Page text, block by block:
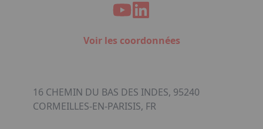
Voir les coordonnées
16 CHEMIN DU BAS DES INDES, 95240
CORMEILLES-EN-PARISIS, FR